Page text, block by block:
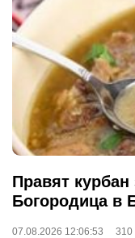
Правят
Богородица в
07.08.2026 12:06:53 310